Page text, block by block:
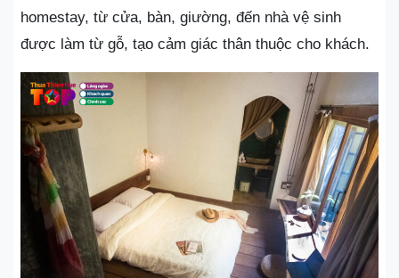
homestay, từ cửa, bàn, giường, đến nhà vệ sinh
được làm từ gỗ, tạo cảm giác thân thuộc cho khách.